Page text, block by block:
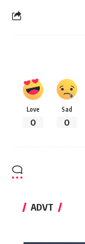
Love
0
Sad
0
ADVT